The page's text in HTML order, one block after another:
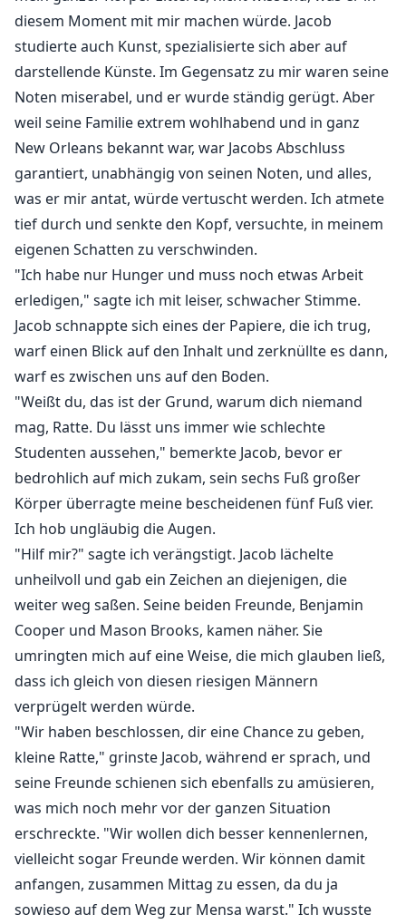
diesem Moment mit mir machen würde. Jacob
studierte auch Kunst, spezialisierte sich aber auf
darstellende Künste. Im Gegensatz zu mir waren seine
Noten miserabel, und er wurde ständig gerügt. Aber
weil seine Familie extrem wohlhabend und in ganz
New Orleans bekannt war, war Jacobs Abschluss
garantiert, unabhängig von seinen Noten, und alles,
was er mir antat, würde vertuscht werden. Ich atmete
tief durch und senkte den Kopf, versuchte, in meinem
eigenen Schatten zu verschwinden.
"Ich habe nur Hunger und muss noch etwas Arbeit
erledigen," sagte ich mit leiser, schwacher Stimme.
Jacob schnappte sich eines der Papiere, die ich trug,
warf einen Blick auf den Inhalt und zerknüllte es dann,
warf es zwischen uns auf den Boden.
"Weißt du, das ist der Grund, warum dich niemand
mag, Ratte. Du lässt uns immer wie schlechte
Studenten aussehen," bemerkte Jacob, bevor er
bedrohlich auf mich zukam, sein sechs Fuß großer
Körper überragte meine bescheidenen fünf Fuß vier.
Ich hob ungläubig die Augen.
"Hilf mir?" sagte ich verängstigt. Jacob lächelte
unheilvoll und gab ein Zeichen an diejenigen, die
weiter weg saßen. Seine beiden Freunde, Benjamin
Cooper und Mason Brooks, kamen näher. Sie
umringten mich auf eine Weise, die mich glauben ließ,
dass ich gleich von diesen riesigen Männern
verprügelt werden würde.
"Wir haben beschlossen, dir eine Chance zu geben,
kleine Ratte," grinste Jacob, während er sprach, und
seine Freunde schienen sich ebenfalls zu amüsieren,
was mich noch mehr vor der ganzen Situation
erschreckte. "Wir wollen dich besser kennenlernen,
vielleicht sogar Freunde werden. Wir können damit
anfangen, zusammen Mittag zu essen, da du ja
sowieso auf dem Weg zur Mensa warst." Ich wusste